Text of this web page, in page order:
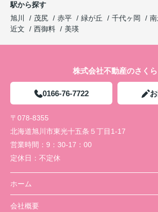
駅から探す
旭川
茂尻 赤平 緑が丘 千代ヶ岡
近文
西御料 美瑛
株式会社不動産のさくら
0166-76-7722
〒078-8355
北海道旭川市東光十五条５丁目1-17
営業時間： 9：30-17：00
定休日： 不定休
ホーム
会社概要